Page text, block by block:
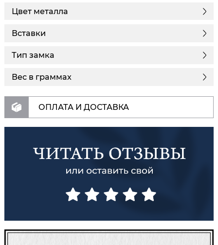
Цвет металла
Вставки
Тип замка
Вес в граммах
ОПЛАТА И ДОСТАВКА